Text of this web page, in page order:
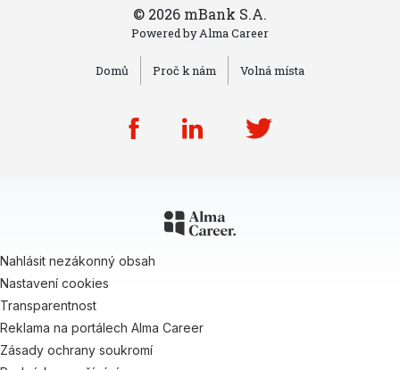
© 2026 mBank S.A.
Powered byAlma Career
Domů Proč k nám Volná místa
Nahlásit nezákonný obsah
Nastavení cookies
Transparentnost
Reklama na portálech Alma Career
Zásady ochrany soukromí